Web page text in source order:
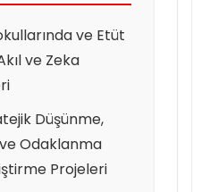
ve Etüt
ve Zeka
Düşünme,
Odaklanma
Projeleri